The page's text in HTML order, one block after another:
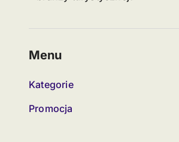
Menu
Kategorie
Promocja